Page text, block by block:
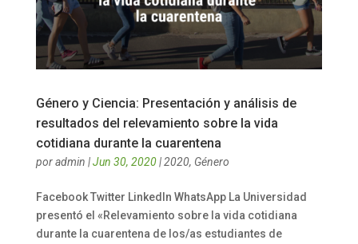
Género y Ciencia: Presentación y análisis de
resultados del relevamiento sobre la vida
cotidiana durante la cuarentena
poradmin |Jun 30, 2020|2020, Género
Facebook Twitter LinkedIn WhatsApp La Universidad
presentó el «Relevamiento sobre la vida cotidiana
durante la cuarentena de los/as estudiantes de